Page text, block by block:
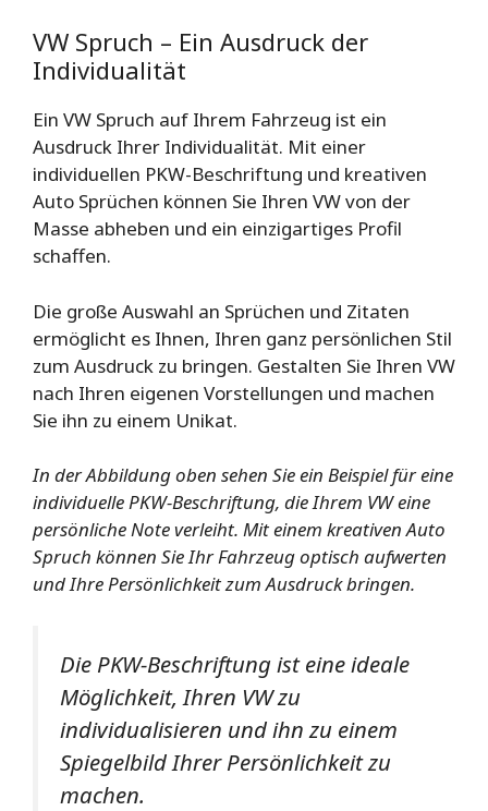
VW Spruch – Ein Ausdruck der
Individualität
Ein VW Spruch auf Ihrem Fahrzeug ist ein
Ausdruck Ihrer Individualität. Mit einer
individuellen PKW-Beschriftung und kreativen
Auto Sprüchen können Sie Ihren VW von der
Masse abheben und ein einzigartiges Profil
schaffen.
Die große Auswahl an Sprüchen und Zitaten
ermöglicht es Ihnen, Ihren ganz persönlichen Stil
zum Ausdruck zu bringen. Gestalten Sie Ihren VW
nach Ihren eigenen Vorstellungen und machen
Sie ihn zu einem Unikat.
In der Abbildung oben sehen Sie ein Beispiel für eine
individuelle PKW-Beschriftung, die Ihrem VW eine
persönliche Note verleiht. Mit einem kreativen Auto
Spruch können Sie Ihr Fahrzeug optisch aufwerten
und Ihre Persönlichkeit zum Ausdruck bringen.
Die PKW-Beschriftung ist eine ideale
Möglichkeit, Ihren VW zu
individualisieren und ihn zu einem
Spiegelbild Ihrer Persönlichkeit zu
machen.